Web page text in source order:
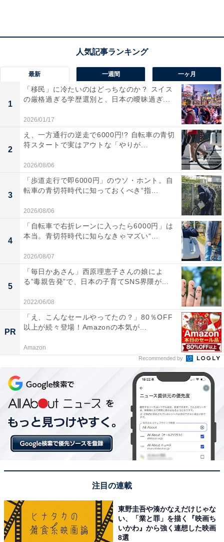
「氷見市」は海・山・街の距離が近く、美しい景色が広
がる地域。東は日本海に面して富山湾に臨み、東は石動
山を間にして石川県に接しています。氷見漁港では、全
国的にも有名な「ひみ寒ブリ」をはじめ、豊富な種類の
魚が水揚げされます。
1位は美しい日本の原風景が広がる「南砺市」
2004年に周辺の8つの町村が大合併して誕生した「南砺
市」。市内全体の約8割が森林の山岳地域で、山間部に
は世界遺産「五箇山合掌造り集落」があります。同市周
囲には、県内人気の都市部や石川県金沢市などが隣接。
また、幹線道路や東海北陸自動車道のインターチェンジ
があるため富山空港・小松空港までは約1時間でアクセ
スできます。
「住み続けたい街（自治体）ランキング」は、2020～
2021年の回答者数50人以上の自治体を対象として集計。
このランキングは、「ずっと住んでいたい」という設問
に対して、そう思う：100点、どちらかと言えばそう思
最新 一週間 一ヶ月
1
「移民」に冷たいのはどっちなのか？ スイス
の厳格過ぎる学歴選別と、日本の曖昧過ぎ...
2026/01/17
2
え、一方通行の逆走で6000円!? 自転車の青切
符スタートで実はアウトな「やりが...
2026/08/06
3
「歩道走行で即6000円」のウソ・ホント。自
転車の青切符時代に知っておくべき“指...
2026/08/06
4
「自転車で右折レーンに入ったら6000円」は
本当。青切符時代に知らなきゃマズい“...
2026/08/07
5
「毎日かあさん」西原理恵子さんの娘によ
る”毒親告発”で、日本の子育てSNS界隈が...
2022/06/08
PR
「え、こんなセールやってたの？」80％OFF
以上が続々登場！Amazonの本気が...
Amazon
Recommended by
注目の連載
東野圭吾や湊かなえだけじゃな
い、「業と罪」を描く『映画ち
いかわ』から強く連想した映画
8選